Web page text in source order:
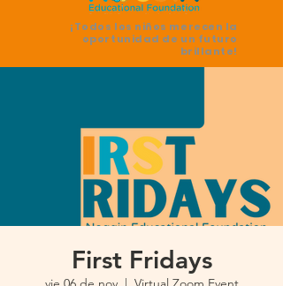
¡Todos los niños merecen la
oportunidad de un futuro
brillante!
First Fridays